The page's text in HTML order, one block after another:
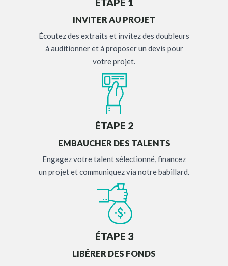
INVITER AU PROJET
Écoutez des extraits et invitez des doubleurs
à auditionner et à proposer un devis pour
votre projet.
ÉTAPE 2
EMBAUCHER DES TALENTS
Engagez votre talent sélectionné, financez
un projet et communiquez via notre babillard.
ÉTAPE 3
LIBÉRER DES FONDS